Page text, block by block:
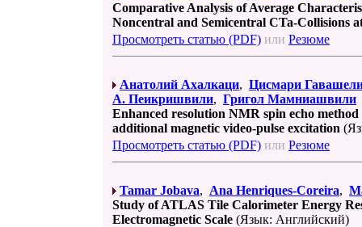
Comparative Analysis of Average
Noncentral and Semicentral CTa-Collisions
Просмотреть статью (PDF) или Резюме
Анатолий Ахалкаци, Цисмари
А. Пеикришвили, Григол Мамниашвили
Enhanced resolution NMR spin echo
additional magnetic video-pulse excitation
Просмотреть статью (PDF) или Резюме
Tamar Jobava, Ana Henriques-Coreira,
Study of ATLAS Tile Calorimeter Energy
Electromagnetic Scale (Язык: Английский)